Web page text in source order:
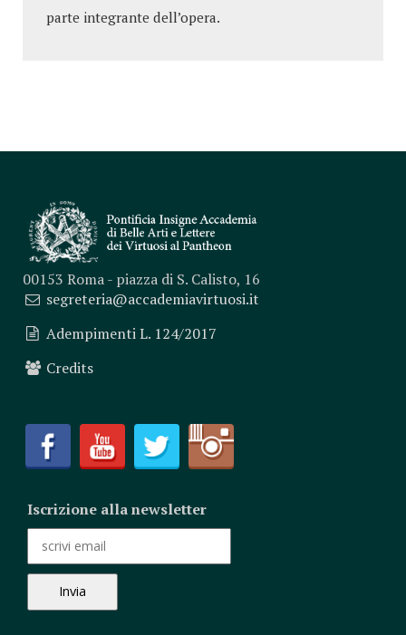
parte integrante dell’opera.
00153 Roma - piazza di S. Calisto, 16
segreteria@accademiavirtuosi.it
Adempimenti L. 124/2017
Credits
Iscrizione alla newsletter